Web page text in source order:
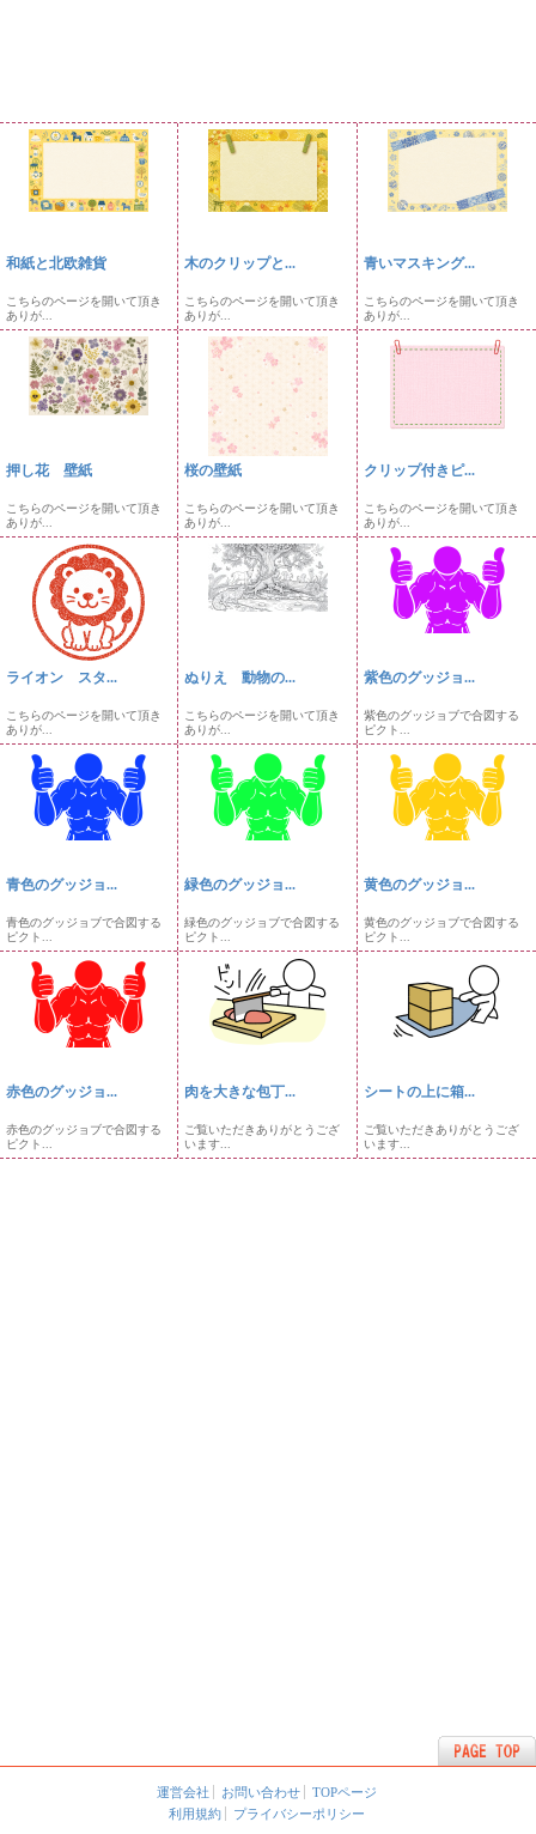
和紙と北欧雑貨
こちらのページを開いて頂き
ありが...
木のクリップと...
こちらのページを開いて頂き
ありが...
青いマスキング...
こちらのページを開いて頂き
ありが...
押し花 壁紙
こちらのページを開いて頂き
ありが...
桜の壁紙
こちらのページを開いて頂き
ありが...
クリップ付きピ...
こちらのページを開いて頂き
ありが...
ライオン スタ...
こちらのページを開いて頂き
ありが...
ぬりえ 動物の...
こちらのページを開いて頂き
ありが...
紫色のグッジョ...
紫色のグッジョブで合図する
ピクト...
青色のグッジョ...
青色のグッジョブで合図する
ピクト...
緑色のグッジョ...
緑色のグッジョブで合図する
ピクト...
黄色のグッジョ...
黄色のグッジョブで合図する
ピクト...
赤色のグッジョ...
赤色のグッジョブで合図する
ピクト...
肉を大きな包丁...
ご覧いただきありがとうござ
います...
シートの上に箱...
ご覧いただきありがとうござ
います...
運営会社 お問い合わせ
TOPページ
利用規約
プライバシーポリシー